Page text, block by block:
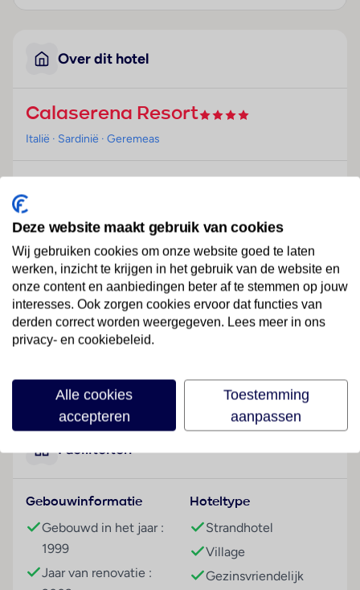
Over dit hotel
Calaserena Resort
Italië · Sardinië · Geremeas
Dit vakantiedorp, ideaal voor strandvakantiegangers
en gezinnen, ligt in Geremeas, op circa 300 m van
het zand- en steenstrand, in een rustige omgeving.
Hotelfaciliteiten
In een 3 verdiepingen tellend hoofdgebouw en een 2
verdiepingen tellend bijgebouw staan de gasten 350
niet-rokerskamers ter beschikking. Het vriendelijke
personeel aan de receptie is graag bij alle vragen
geldautomaat bieden de nodige service. In de
openbare ruimtes is Wi-Fi verkrijgbaar. Het
vakantiecomplex beschikt over verschillende
souvenirwinkel zijn andere winkels voorhanden. Op
het terrein van het verblijf bevinden zich een mooie
tuin en een fraaie speelplaats. Tot de overige
voorzieningen van het complex behoort een
krantenkiosk. Wie met de auto komt, kan hem op het
Lees meer
Faciliteiten
Gebouwinformatie
Gebouwd in het jaar :
1999
Jaar van renovatie :
Hoteltype
Strandhotel
Village
Gezinsvriendelijk
Deze website maakt gebruik van cookies
Wij gebruiken cookies om onze website goed te laten
werken, inzicht te krijgen in het gebruik van de website en
onze content en aanbiedingen beter af te stemmen op jouw
interesses. Ook zorgen cookies ervoor dat functies van
derden correct worden weergegeven. Lees meer in ons
privacy- en cookiebeleid.
Alle cookies
accepteren
Toestemming
aanpassen